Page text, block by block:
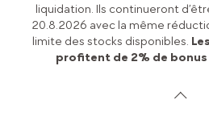
liquidation. Ils continueront
20.8.2026 avec la même
limite des stocks disponibles.
profitent de 2% de